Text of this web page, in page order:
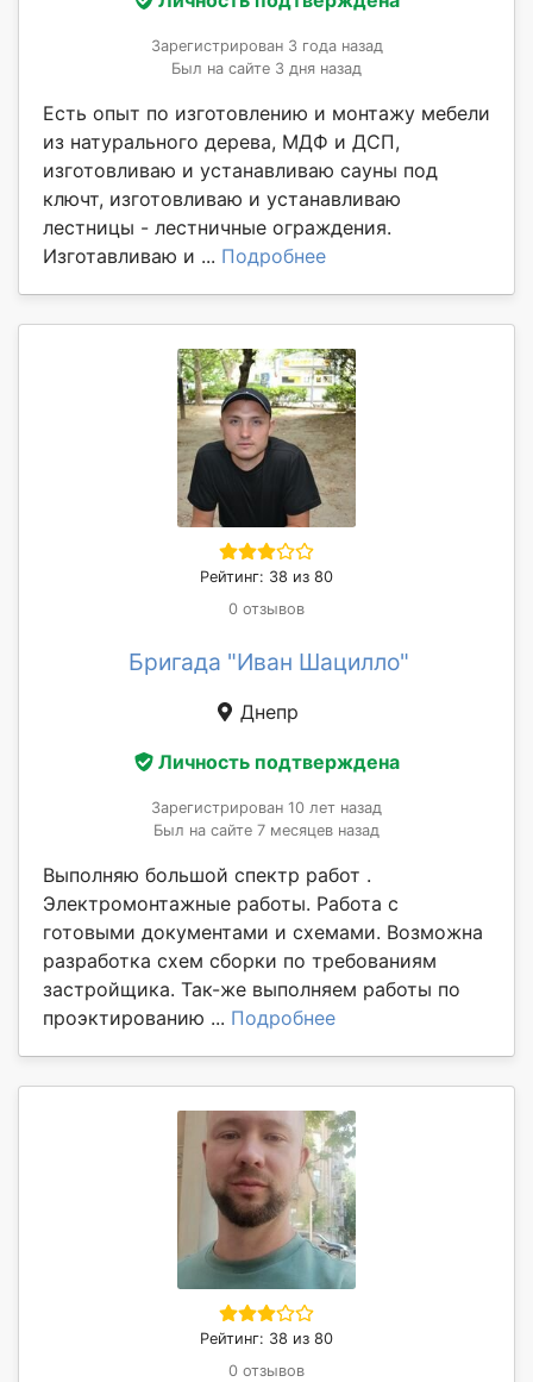
Зарегистрирован 3 года назад
Был на сайте 3 дня назад
Есть опыт по изготовлению и монтажу мебели
из натурального дерева, МДФ и ДСП,
изготовливаю и устанавливаю сауны под
ключт, изготовливаю и устанавливаю
лестницы - лестничные ограждения.
Изготавливаю и ... Подробнее
Рейтинг: 38 из 80
0 отзывов
Бригада "Иван Шацилло"
Днепр
Личность подтверждена
Зарегистрирован 10 лет назад
Был на сайте 7 месяцев назад
Выполняю большой спектр работ .
Электромонтажные работы. Работа с
готовыми документами и схемами. Возможна
разработка схем сборки по требованиям
застройщика. Так-же выполняем работы по
проэктированию ... Подробнее
Рейтинг: 38 из 80
0 отзывов